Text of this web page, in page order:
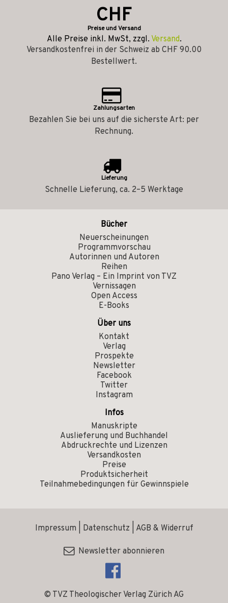
CHF
Preise und Versand
Alle Preise inkl. MwSt, zzgl. Versand.
Versandkostenfrei in der Schweiz ab CHF 90.00
Bestellwert.
Zahlungsarten
Bezahlen Sie bei uns auf die sicherste Art: per
Rechnung.
Lieferung
Schnelle Lieferung, ca. 2–5 Werktage
Bücher
Neuerscheinungen
Programmvorschau
Autorinnen und Autoren
Reihen
Pano Verlag – Ein Imprint von TVZ
Vernissagen
Open Access
E-Books
Über uns
Kontakt
Verlag
Prospekte
Newsletter
Facebook
Twitter
Instagram
Infos
Manuskripte
Auslieferung und Buchhandel
Abdruckrechte und Lizenzen
Versandkosten
Preise
Produktsicherheit
Teilnahmebedingungen für Gewinnspiele
© TVZ Theologischer Verlag Zürich AG
Impressum Datenschutz AGB & Widerruf
Newsletter abonnieren